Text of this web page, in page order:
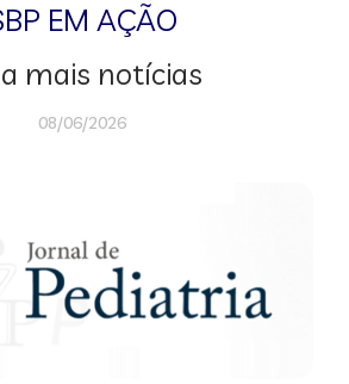
EM AÇÃO
mais notícias
08/06/2026